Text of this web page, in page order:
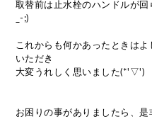
取替前は止水栓のハンドルが
_-;)
これからも何かあったときは
いただき
大変うれしく思いました(*'▽')
お困りの事がありましたら、是